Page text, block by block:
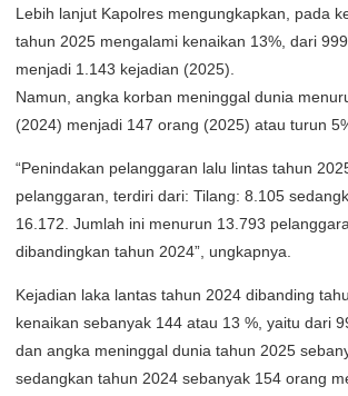
Lebih lanjut Kapolres mengungkapkan, pada
tahun 2025 mengalami kenaikan 13%, dari
menjadi 1.143 kejadian (2025).
Namun, angka korban meninggal dunia
(2024) menjadi 147 orang (2025) atau turun
“Penindakan pelanggaran lalu lintas tahun
pelanggaran, terdiri dari: Tilang: 8.105
16.172. Jumlah ini menurun 13.793
dibandingkan tahun 2024”, ungkapnya.
Kejadian laka lantas tahun 2024 dibanding
kenaikan sebanyak 144 atau 13 %, yaitu dari
dan angka meninggal dunia tahun 2025
sedangkan tahun 2024 sebanyak 154 orang